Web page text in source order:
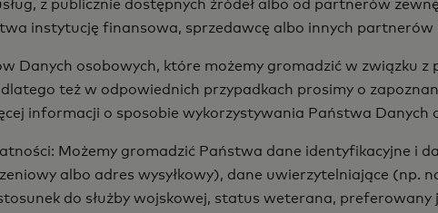
z publicznie dostępnych źródeł albo od partnerów
instytucję finansowa, sprzedawcę albo innych partnerów
Danych osobowych, które możemy gromadzić w związku
też w odpowiednich przypadkach prosimy o
informacji o sposobie wykorzystywania Państwa
Możemy gromadzić Państwa dane identyfikacyjne i
albo adres wysyłkowy), dane uwierzytelniające (np.
do służby wojskowej, status weterana, preferowany